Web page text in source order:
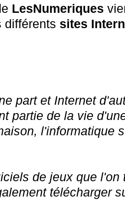
LesNumeriques
différents sites
part et Internet
partie de la vie
l'informatique
de jeux que
télécharger